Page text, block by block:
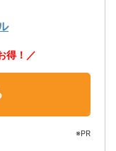
得！／
※PR